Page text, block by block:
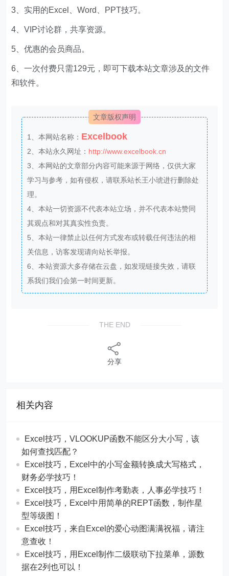
3、实用的Excel、Word、PPT技巧。
4、VIP讨论群，共享资源。
5、优惠的会员商品。
6、一次付费只需129元，即可下载本站文章涉及的文件
和软件。
文章版权声明
1、本网站名称： Excelbook
2、本站永久网址： http://www.excelbook.cn
3、本网站的文章部分内容可能来源于网络，仅供大家
学习与参考，如有侵权，请联系站长王小琥进行删除处
理。
4、本站一切资源不代表本站立场，并不代表本站赞同
其观点和对其真实性负责。
5、本站一律禁止以任何方式发布或转载任何违法的相
关信息，访客发现请向站长举报。
6、本站资源大多存储在云盘，如发现链接失效，请联
系我们我们会第一时间更新。
THE END
分享
相关内容
Excel技巧，​​VLOOKUP函数不能区分大小写，该
如何查找匹配？
​​Excel技巧，Excel中的小写金额转换成大写格式，
财务必学技巧！
​​Excel技巧，用Excel制作考勤表，人事必学技巧！
Excel技巧，​​Excel中用简单的REPT函数，制作星
型等级图！
Excel技巧，来自Excel的爱心动图满满祝福，请注
意查收！
Excel技巧，用Excel制作二级联动下拉菜单，源数
据在2列也可以！